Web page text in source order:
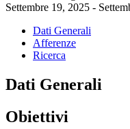
Settembre 19, 2025 -
Dati Generali
Afferenze
Ricerca
Dati Generali
Obiettivi